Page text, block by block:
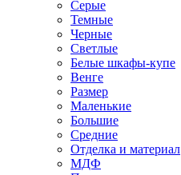
Серые
Темные
Черные
Светлые
Белые шкафы-купе
Венге
Размер
Маленькие
Большие
Средние
Отделка и материал
МДФ